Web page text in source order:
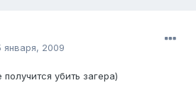
января, 2009
убить загера)